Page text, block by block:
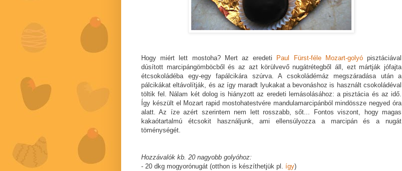
Hogy miért lett mostoha? Mert az eredeti Paul Fürst-féle Mozart-golyópisztáciával
dúsított marcipángömböcből és az azt körülvevő nugátrétegből áll, ezt mártják jófajta
étcsokoládéba egy-egy fapálcikára szúrva. A csokoládémáz megszáradása után a
pálcikákat eltávolítják, és az így maradt lyukakat a bevonáshoz is használt csokoládéval
töltik fel. Nálam két dolog is hiányzott az eredeti lemásolásához: a pisztácia és az idő.
Így készült el Mozart rapid mostohatestvére mandulamarcipánból mindössze negyed óra
alatt. Az íze azért szerintem nem lett rosszabb, sőt... Fontos viszont, hogy magas
kakaótartalmú étcsokit használjunk, ami ellensúlyozza a marcipán és a nugát
töménységét.
Hozzávalók kb. 20 nagyobb golyóhoz:
- 20 dkg mogyorónugát (otthon is készíthetjük pl. így)